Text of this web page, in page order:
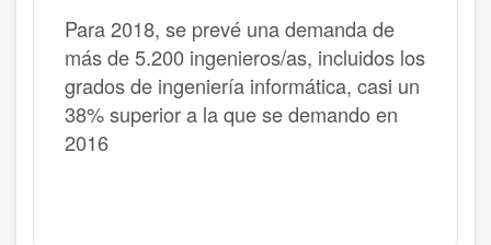
Para 2018, se prevé una demanda de
más de 5.200 ingenieros/as, incluidos los
grados de ingeniería informática, casi un
38% superior a la que se demando en
2016